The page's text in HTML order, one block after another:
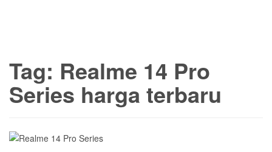
Tag: Realme 14 Pro
Series harga terbaru